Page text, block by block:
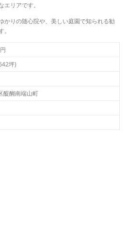
リアです。
かりの随心院や、美しい庭園で知られる勧
坪)
醍醐南端山町